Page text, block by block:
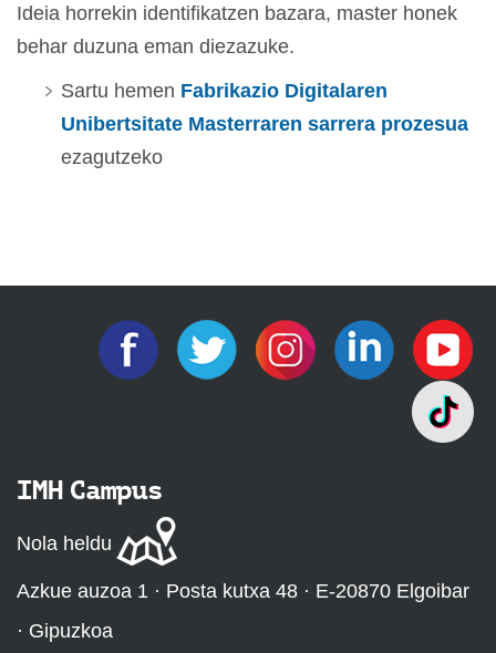
Ideia horrekin identifikatzen bazara, master honek
behar duzuna eman diezazuke.
Sartu hemen Fabrikazio Digitalaren
Unibertsitate Masterraren sarrera prozesua
ezagutzeko
IMH Campus
Nola heldu
Azkue auzoa 1 · Posta kutxa 48 · E-20870 Elgoibar
· Gipuzkoa